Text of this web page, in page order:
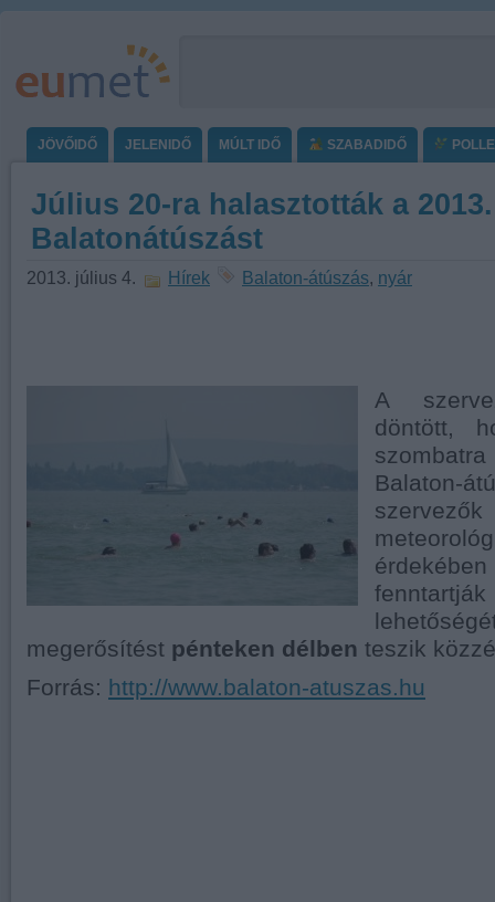
JÖVŐIDŐ JELENIDŐ MÚLT IDŐ SZABADIDŐ
Július 20-ra halasztották a
Balatonátúszást
2013. július 4. Hírek Balaton-átúszás, nyár
A
döntött,
megerősítést pénteken délben teszik
Forrás: http://www.balaton-atuszas.hu